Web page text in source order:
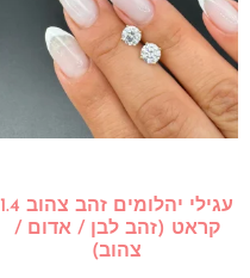
עגילי יהלומים זהב צהוב 1.4
קראט (זהב לבן / אדום /
צהוב)